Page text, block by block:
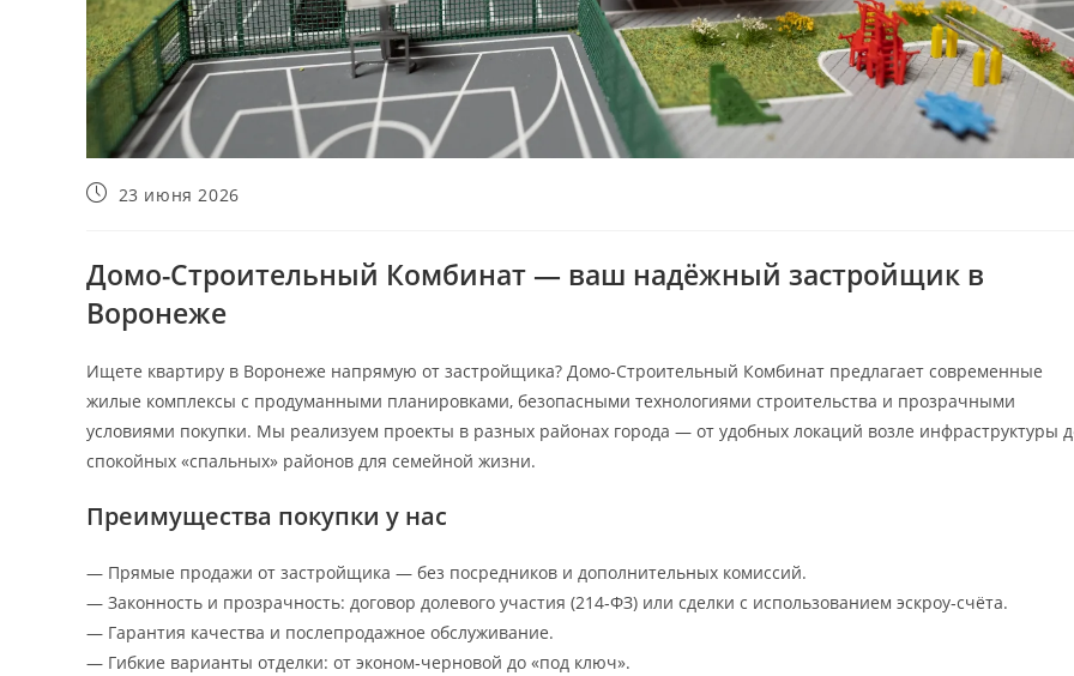
Запись23 июня 2026
Домо-Строительный Комбинат — ваш надёжный застройщик в
Воронеже
Ищете квартиру в Воронеже напрямую от застройщика? Домо-Строительный Комбинат предлагает современные
жилые комплексы с продуманными планировками, безопасными технологиями строительства и прозрачными
условиями покупки. Мы реализуем проекты в разных районах города — от удобных локаций возле инфраструктуры
спокойных «спальных» районов для семейной жизни.
Преимущества покупки у нас
— Прямые продажи от застройщика — без посредников и дополнительных комиссий.
— Законность и прозрачность: договор долевого участия (214‑ФЗ) или сделки с использованием эскроу‑счёта.
— Гарантия качества и послепродажное обслуживание.
— Гибкие варианты отделки: от эконом‑черновой до «под ключ».